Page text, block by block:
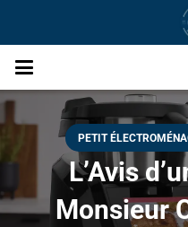
PETIT
L’Avis
Monsieur